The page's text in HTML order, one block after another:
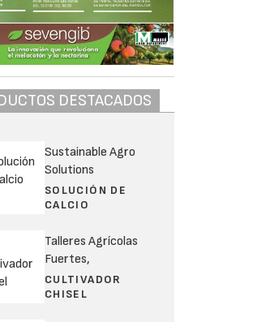
DESTACADOS
Sustainable Agro
Solutions
SOLUCIÓN DE
CALCIO
Talleres Agrícolas
Fuertes,
CULTIVADOR
CHISEL